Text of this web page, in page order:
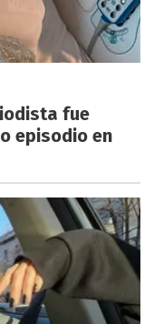
fue
episodio en